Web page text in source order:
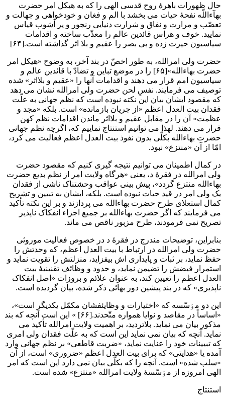
حال ظهورات باهرۀ روح قدسی الهی را که به هیکل امر حضرت
بهآءاللّه نفحۀ حیات می بخشد با الم و فغان و خودخواهی و جهالت و
تعصّب و مرارت و نفاق و شرارت دنیایی رنجور و پر آشوب قیاس
نمایید. خوف و هراس قائدین عالم را معذّب ساخته و اقدامات
سیاسیون حیرت زده و بی بصر را عقیم و بلا اثر گذاشته است.[۶۴]
حضرت ولی امرالله، به طور اخصّ در بند آخر، به وضوح «هیکل امر
حضرت بهاءالله»[۶۵] را در موضع تباین و تضادّ با قائدین عالم و
سیاسیون امم قرار می دهند و اقدامات آنها را «عقیم و بلااثر» شده
توصیف می فرمایند. نفسِ لحن حضرت ولی امرالله نشان می دهد
که مقصود ایشان بیان این نکته نبوده است که نظم جهانی به علّت
فقدان بیت العدل اعظم «از جریان بازمانده» است. بلکه «مجد و
عظمت» آن را در مقابل عقیم و بلااثر ماندن اقدامات نظم کهن
قرار می دهند. لهذا می توانیم استنتاج نماییم که، اگرچه نظم جهانی
حضرت بهاءالله بکلّی بدون نفوذ بیت العدل اعظم فعالیت می کرد،
امّا از آن «منتزع» نبود.
در کمال اطمینان می توانیم نتیجه گیری کنیم که مقصود حضرت
ولی امرالله در فقرۀ د، یعنی «هرگاه ولایت امر از نظم بدیع حضرت
بهاءالله منتزع گردد»، پیش بینی عواقب وحشتناک ناشی از فقدان
یک ولی امر در قید حیات نبوده است. بلکه، ایشان به تبیین و تشریح
کمال استعلای طرح حضرت بهاءالله می پردازند و بر این نکته تأکید
می فرمایند که اگر حضرت بهاءالله بر جمیع اجزاء انفکاک ناپذیر
تصریح نمی فرمودند، طرح مزبور ناقص می ماند.
بنابراین، توضیحات مندرج در فقرۀ د در خصوص فعالیت موروثی
حضرت ولی امرالله در ارتباط با بیت العدل اعظم، که وحدتش را
حفظ نماید، بر ثبات و پایداری اش بیفزاید، منزلتش را تقویت نماید و
استمرار فیضش را تضیمن نماید، و حدود و وظائف تقنینیۀ بیت
العدل اعظم را تعیین کند، به عنوان علائم و بروزات «اصل انفکاک
ناپذیری» که در بند پیشین دور بهائی ذکر شده، بیان گردیده است.
این دو مٶسّسه که «اختیارات و وظایئفشان مکمّل یکدیگر است»،
«اساساً در مقاصد و نوایا همواره متّحدند.[۶۶] » این است آنچه که بند
مذکور بیان می نماید. بلاتردید، بر اهمیت ولایت امرالله تأکید می
نماید. آنچه که بیان نمی نماید این است که به علّت فقدان ولی امری
که تبیینات خود را عنایت نماید، «ضربت قاطعی» بر نظم جهانی وارد
آمده یا «هدایتی» که برای بیت العدل اعظم «ضروری» است، از آن
«سلب شده» است. آنچه را که بکلّی بیان نمی دارد این است که امر
الهی امروزه از مٶسّسۀ ولایت امرالله «منتزع» شده است.
استنتاج